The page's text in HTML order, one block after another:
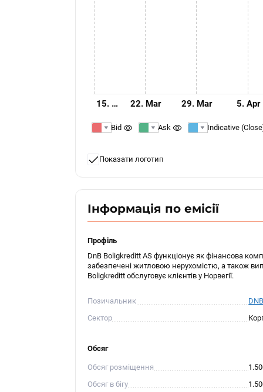
15. … 22. Mar 29. Mar 5. Apr
Bid Ask Indicative
Показати логотип
Інформація по емісії
Профіль
DnB Boligkreditt AS функціонує як фінансова
забезпечені житловою нерухомістю, а також
Boligkreditt обслуговує клієнтів у Норвегії.
Позичальник
Сектор
Обсяг
Обсяг розміщення
Обсяг в бігу